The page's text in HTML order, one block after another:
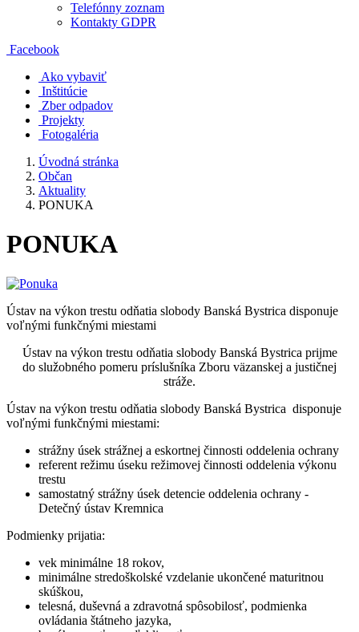
Telefónny zoznam
Kontakty GDPR
Facebook
Ako vybaviť
Inštitúcie
Zber odpadov
Projekty
Fotogaléria
Úvodná stránka
Občan
Aktuality
PONUKA
PONUKA
Ústav na výkon trestu odňatia slobody Banská Bystrica disponuje
voľnými funkčnými miestami
Ústav na výkon trestu odňatia slobody Banská Bystrica prijme
do služobného pomeru príslušníka Zboru väzanskej a justičnej
stráže.
Ústav na výkon trestu odňatia slobody Banská Bystrica disponuje
voľnými funkčnými miestami:
strážny úsek strážnej a eskortnej činnosti oddelenia ochrany
referent režimu úseku režimovej činnosti oddelenia výkonu
trestu
samostatný strážny úsek detencie oddelenia ochrany -
Detečný ústav Kremnica
Podmienky prijatia:
vek minimálne 18 rokov,
minimálne stredoškolské vzdelanie ukončené maturitnou
skúškou,
telesná, duševná a zdravotná spôsobilosť, podmienka
ovládania štátneho jazyka,